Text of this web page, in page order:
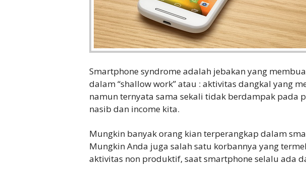
Smartphone syndrome adalah jebakan yang
dalam “shallow work” atau : aktivitas dangkal yang
namun ternyata sama sekali tidak berdampak pada
nasib dan income kita.
Mungkin banyak orang kian terperangkap dalam
Mungkin Anda juga salah satu korbannya yang
aktivitas non produktif, saat smartphone selalu ada